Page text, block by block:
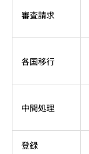
審査請求
各国移行
中間処理
登録